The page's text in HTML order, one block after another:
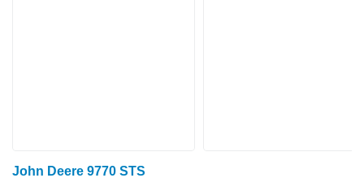
John Deere 9770 STS